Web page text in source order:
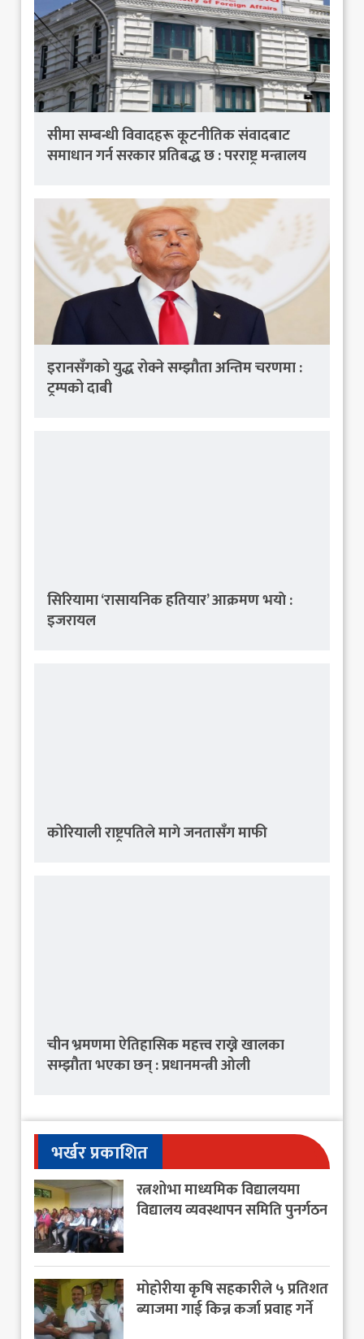
सीमा सम्बन्धी विवादहरू कूटनीतिक संवादबाट
समाधान गर्न सरकार प्रतिबद्ध छ : परराष्ट्र मन्त्रालय
इरानसँगको युद्ध रोक्ने सम्झौता अन्तिम चरणमा :
ट्रम्पको दाबी
सिरियामा ‘रासायनिक हतियार’ आक्रमण भयाे :
इजरायल
कोरियाली राष्ट्रपतिले मागे जनतासँग माफी
चीन भ्रमणमा ऐतिहासिक महत्त्व राख्ने खालका
सम्झौता भएका छन् : प्रधानमन्त्री ओली
भर्खर प्रकाशित
रत्नशोभा माध्यमिक विद्यालयमा
विद्यालय व्यवस्थापन समिति पुनर्गठन
मोहोरीया कृषि सहकारीले ५ प्रतिशत
ब्याजमा गाई किन्न कर्जा प्रवाह गर्ने